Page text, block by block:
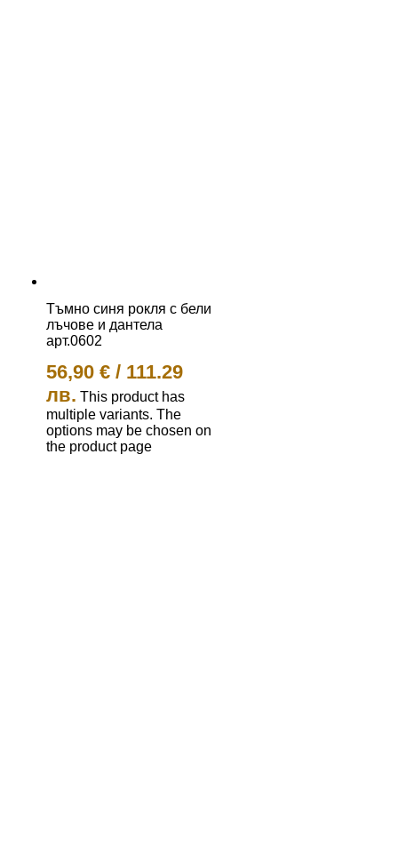
Тъмно синя рокля с бели
лъчове и дантела
арт.0602
56,90 € / 111.29
лв. This product has
multiple variants. The
options may be chosen on
the product page